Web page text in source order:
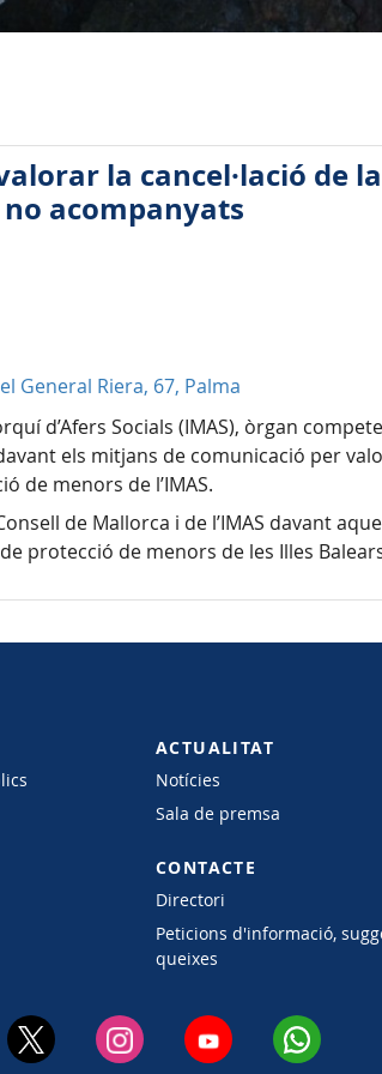
la cancel·lació de
acompanyats
General Riera, 67, Palma
d’Afers Socials (IMAS), òrgan
els mitjans de comunicació per
de menors de l’IMAS.
de Mallorca i de l’IMAS davant
protecció de menors de les Illes
ACTUALITAT
Notícies
Sala de premsa
CONTACTE
Directori
Peticions d'informació,
queixes